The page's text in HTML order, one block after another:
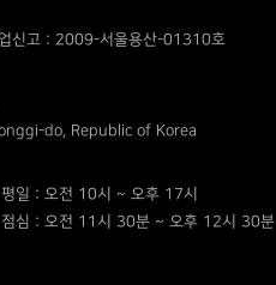
신고 : 2009-서울용산-01310호
do, Republic of Korea
평일 : 오전 10시 ~ 오후 17시
점심 : 오전 11시 30분 ~ 오후 12시 30분